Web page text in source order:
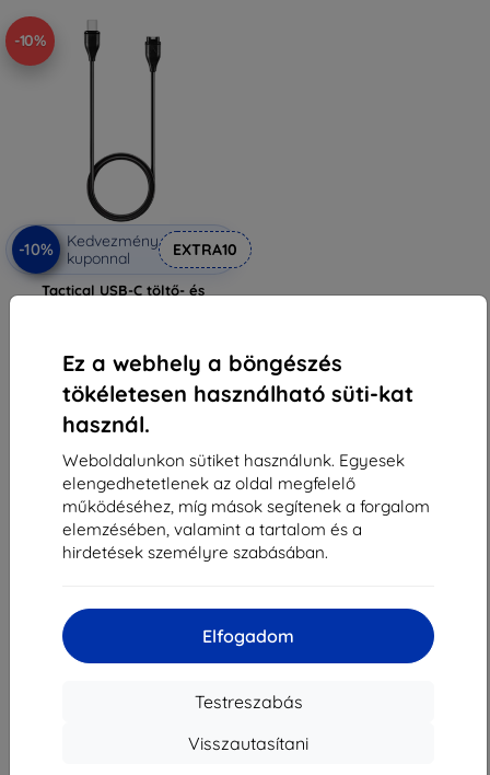
Ez a webhely a böngészés
tökéletesen használható süti-kat
használ.
Weboldalunkon sütiket használunk. Egyesek
elengedhetetlenek az oldal megfelelő
működéséhez, míg mások segítenek a forgalom
elemzésében, valamint a tartalom és a
hirdetések személyre szabásában.
Elfogadom
Testreszabás
Visszautasítani
-10%
-10%
Kedvezmény
kuponnal
EXTRA10
Tactical USB-C töltő- és
3 591 Ft
Raktáron > 5 darab
Összes találat5.